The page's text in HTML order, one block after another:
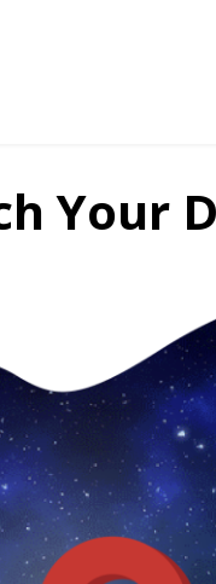
Your